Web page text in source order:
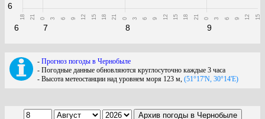
6
18 21
7
0 3 6 9 12 15 18 21
8
0 3 6 9 12 15 18 21
9
0 3 6 9 12 15
6
- Прогноз погоды в Чернобыле
- Погодные данные обновляются круглосуточно каждые 3 часа
- Высота метеостанции над уровнем моря 123 м, (51°17'N, 30°14'E)